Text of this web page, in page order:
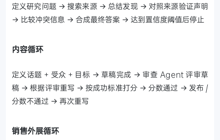
定义研究问题 → 搜索来源 → 总结发现 → 对照来源验证声明
→ 比较冲突信息 → 合成最终答案 → 达到置信度阈值后停止
内容循环
定义话题 + 受众 + 目标 → 草稿完成 → 审查 Agent 评审草
稿 → 根据评审重写 → 按成功标准打分 → 分数通过 → 发布 /
分数不通过 → 再次重写
销售外展循环